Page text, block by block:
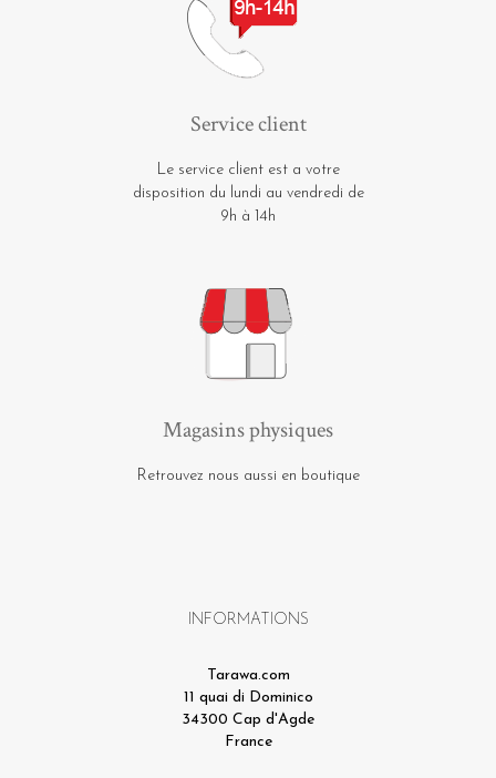
Service client
Le service client est a votre
disposition du lundi au vendredi de
9h à 14h
Magasins physiques
Retrouvez nous aussi en boutique
INFORMATIONS
Tarawa.com
11 quai di Dominico
34300 Cap d'Agde
France